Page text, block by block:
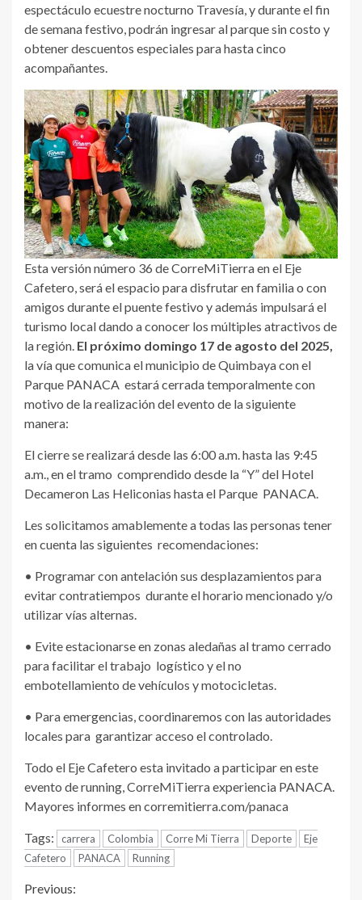
espectáculo ecuestre nocturno Travesía, y durante el fin
de semana festivo, podrán ingresar al parque sin costo y
obtener descuentos especiales para hasta cinco
acompañantes.
Esta versión número 36 de CorreMiTierra en el Eje
Cafetero, será el espacio para disfrutar en familia o con
amigos durante el puente festivo y además impulsará el
turismo local dando a conocer los múltiples atractivos de
la región. El próximo domingo 17 de agosto del 2025,
la vía que comunica el municipio de Quimbaya con el
Parque PANACA estará cerrada temporalmente con
motivo de la realización del evento de la siguiente
manera:
El cierre se realizará desde las 6:00 a.m. hasta las 9:45
a.m., en el tramo comprendido desde la “Y” del Hotel
Decameron Las Heliconias hasta el Parque PANACA.
Les solicitamos amablemente a todas las personas tener
en cuenta las siguientes recomendaciones:
• Programar con antelación sus desplazamientos para
evitar contratiempos durante el horario mencionado y/o
utilizar vías alternas.
• Evite estacionarse en zonas aledañas al tramo cerrado
para facilitar el trabajo logístico y el no
embotellamiento de vehículos y motocicletas.
• Para emergencias, coordinaremos con las autoridades
locales para garantizar acceso el controlado.
Todo el Eje Cafetero esta invitado a participar en este
evento de running, CorreMiTierra experiencia PANACA.
Mayores informes en corremitierra.com/panaca
Tags: carrera Colombia Corre Mi Tierra Deporte
Eje
Cafetero
PANACA Running
Continue
Previous: